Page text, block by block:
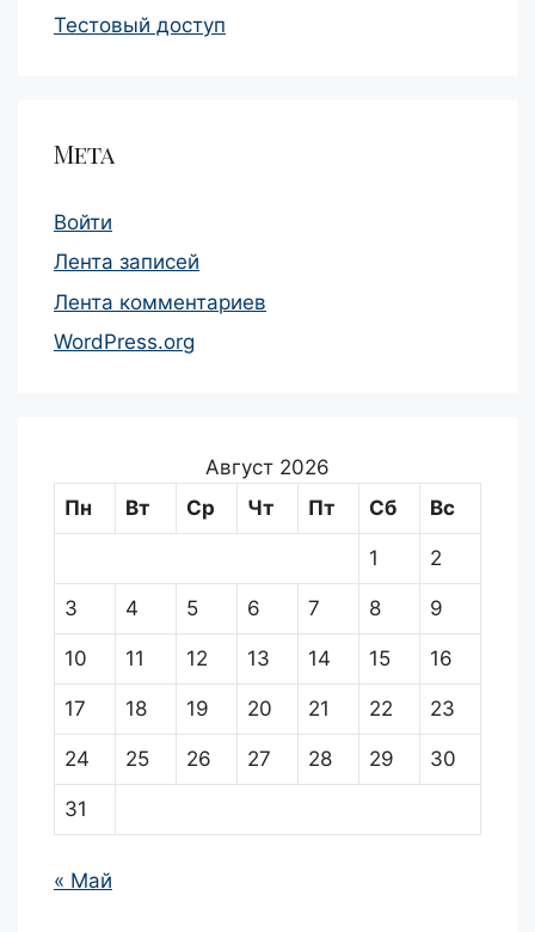
Тестовый доступ
Мета
Войти
Лента записей
Лента комментариев
WordPress.org
Август 2026
Пн
Вт Ср Чт Пт Сб Вс
1 2
3 4 5 6 7 8 9
10 11 12 13 14 15 16
17 18 19 20 21 22 23
24 25 26 27 28 29 30
31
« Май